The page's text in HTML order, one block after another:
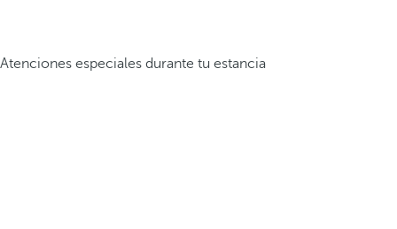
Atenciones especiales durante tu estancia